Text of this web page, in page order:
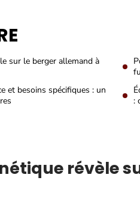
sur le berger allemand à
et besoins spécifiques : un
:
révèle